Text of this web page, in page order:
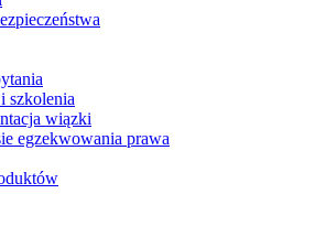
szkolenia
wiązki
egzekwowania prawa